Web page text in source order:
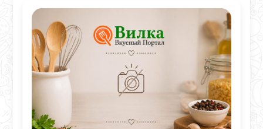
Чеддер или Эмек придаёт кремовую
текстуру и лёгкую пикантность. В итоге
получается ароматная паста с грибным
акцентом, сливочно-чесночным ароматом
и аппетитной сырной корочкой.